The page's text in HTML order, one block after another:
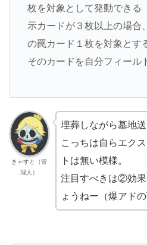
枚を対象として発動できる
示カードが３枚以上の場合
の罠カード１枚を対象とす
そのカードを自分フィール
きゃすと（管
理人）
埋葬しながら墓地送
こっちは自らエク
トは無い模様。
注目すべきは②効
ょうねー（爆アドの